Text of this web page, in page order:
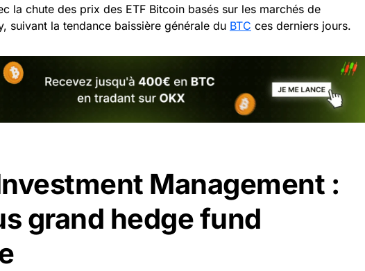
la chute des prix des ETF Bitcoin basés sur les marchés de
suivant la tendance baissière générale du BTC ces derniers jours.
Management :
grand hedge fund